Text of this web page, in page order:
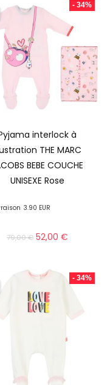
- 34%
interlock à
THE MARC
BEBE COUCHE
UNISEXE Rose
3.90 EUR
79,00€ 52,00 €
- 34%